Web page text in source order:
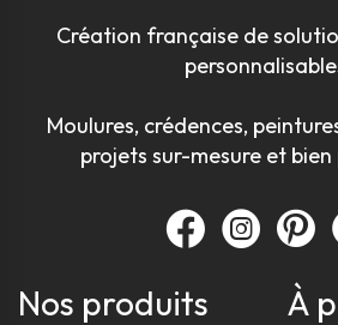
Création française de
Moulures, crédences,
projets sur-mesure et bien
Nos produits À